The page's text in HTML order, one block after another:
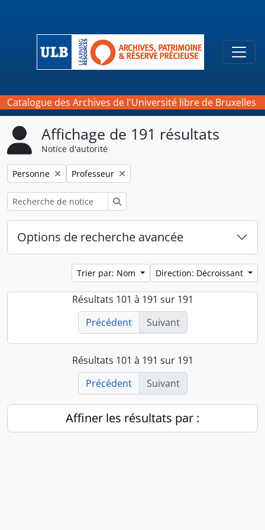
Catalogue des Archives de l'Université libre de Bruxelles
Affichage de 191 résultats
Notice d'autorité
Remove filter:
Personne Remove filter:
Professeur
Options de recherche avancée
Trier par: Nom Direction: Décroissant
Résultats 101 à 191 sur 191
Précédent
Suivant
Résultats 101 à 191 sur 191
Précédent
Suivant
Affiner les résultats par :